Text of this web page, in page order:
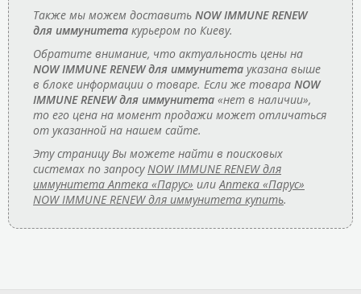
Также мы можем доставить NOW IMMUNE RENEW
для иммунитета курьером по Киеву.
Обратите внимание, что актуальность цены на
NOW IMMUNE RENEW для иммунитета указана выше
в блоке информации о товаре. Если же товара NOW
IMMUNE RENEW для иммунитета «нет в наличии»,
то его цена на момент продажи может отличаться
от указанной на нашем сайте.
Эту страницу Вы можете найти в поисковых
системах по запросуNOW IMMUNE RENEW для
иммунитета Аптека «Парус» илиАптека «Парус»
NOW IMMUNE RENEW для иммунитета купить.